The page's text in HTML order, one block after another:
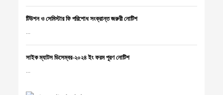
টিউশন ও সেমিস্টার ফি পরিশোধ সংক্রান্ত জরুরী নোটিশ
...
সাইক ম্যাটস ডিসেম্বর-২০২৪ ইং ফরম পূরণ নোটিশ
...